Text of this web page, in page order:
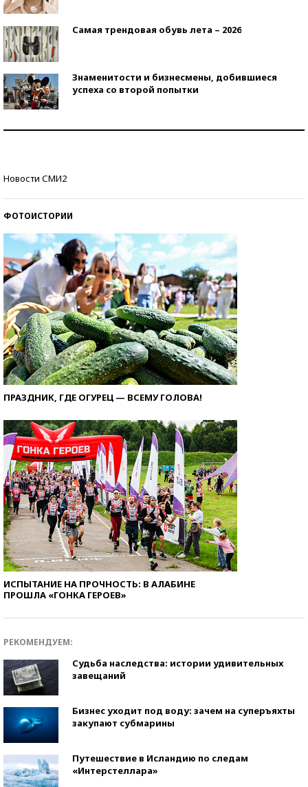
Самая трендовая обувь лета – 2026
Знаменитости и бизнесмены, добившиеся
успеха со второй попытки
Новости СМИ2
ФОТОИСТОРИИ
ПРАЗДНИК, ГДЕ ОГУРЕЦ — ВСЕМУ ГОЛОВА!
ИСПЫТАНИЕ НА ПРОЧНОСТЬ: В АЛАБИНЕ
ПРОШЛА «ГОНКА ГЕРОЕВ»
РЕКОМЕНДУЕМ:
Судьба наследства: истории удивительных
завещаний
Бизнес уходит под воду: зачем на суперъяхты
закупают субмарины
Путешествие в Исландию по следам
«Интерстеллара»